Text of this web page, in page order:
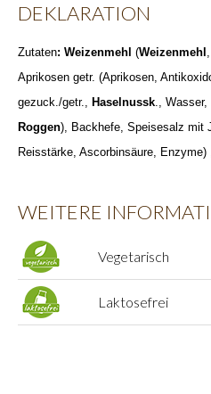
DEKLARATION
Zutaten: Weizenmehl (Weizenmehl ,
Aprikosen getr. (Aprikosen,
gezuck./getr., Haselnussk., Wasser,
Roggen), Backhefe, Speisesalz mit
Reisstärke, Ascorbinsäure, Enzyme)
WEITERE
Vegetarisch
Laktosefrei